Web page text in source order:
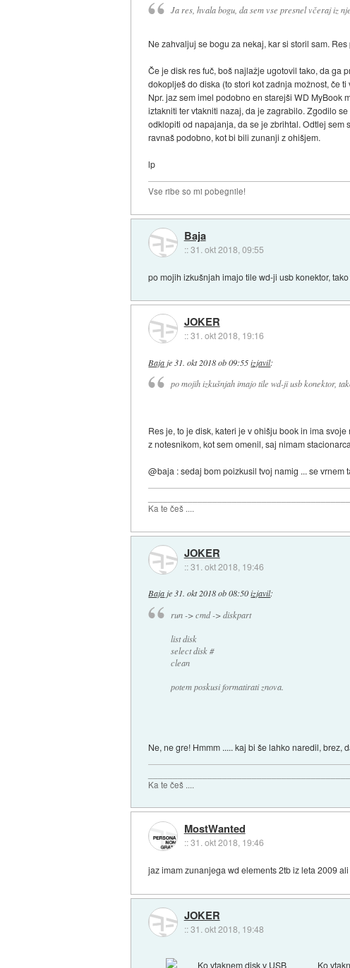
Ja res, hvala bogu, da sem vse presnel včeraj iz
Ne zahvaljuj se bogu za nekaj, kar si storil sam.
Če je disk res fuč, boš najlažje ugotovil tako, da ga
dokoplješ do diska (to stori kot zadnja možnost, če
Npr. jaz sem imel podobno en starejši WD MyBook
iztakniti ter vtakniti nazaj, da je zagrabilo. Zgodilo
odklopiti od napajanja, da se je zbrihtal. Odtlej sem
ravnaš podobno, kot bi bili zunanji z ohišjem.
lp
Vse ribe so mi pobegnile!
Baja
::31. okt 2018, 09:55
po mojih izkušnjah imajo tile wd-ji usb konektor,
JOKER
::31. okt 2018, 19:16
Baja je 31. okt 2018 ob 09:55 izjavil:
po mojih izkušnjah imajo tile wd-ji usb konektor,
Res je, to je disk, kateri je v ohišju book in ima
z notesnikom, kot sem omenil, saj nimam
@baja : sedaj bom poizkusil tvoj namig ... se vrnem
Ka te češ ....
JOKER
::31. okt 2018, 19:46
Bajaje31. okt 2018 ob 08:50 izjavil:
run -> cmd -> diskpart
list disk
select disk #
clean
potem poskusi formatirati znova.
Ne, ne gre! Hmmm ..... kaj bi še lahko naredil, brez,
Ka te češ ....
MostWanted
::31. okt 2018, 19:46
jaz imam zunanjega wd elements 2tb iz leta 2009
JOKER
::31. okt 2018, 19:48
Ko